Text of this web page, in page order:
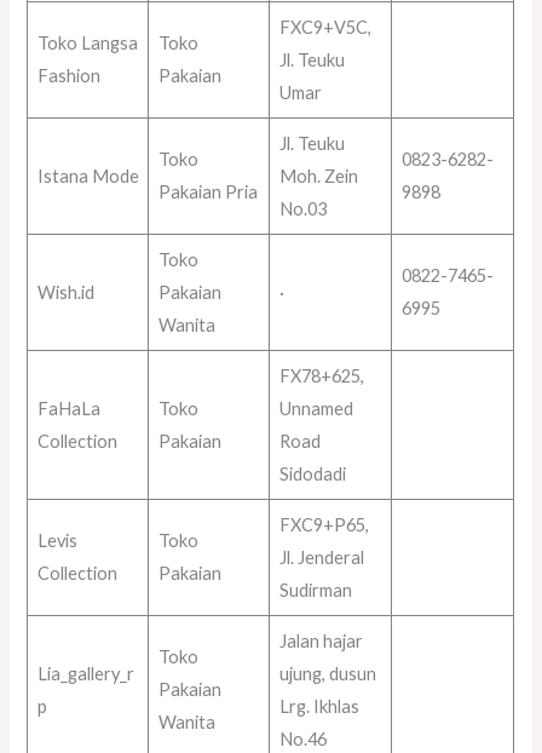
Toko Langsa
Fashion
Toko
Pakaian
FXC9+V5C,
Jl. Teuku
Umar
Istana Mode
Toko
Pakaian Pria
Jl. Teuku
Moh. Zein
No.03
0823-6282-
9898
Wish.id
Toko
Pakaian
Wanita
·
0822-7465-
6995
FaHaLa
Collection
Toko
Pakaian
FX78+625,
Unnamed
Road
Sidodadi
Levis
Collection
Toko
Pakaian
FXC9+P65,
Jl. Jenderal
Sudirman
Lia_gallery_r
p
Toko
Pakaian
Wanita
Jalan hajar
ujung, dusun
Lrg. Ikhlas
No.46